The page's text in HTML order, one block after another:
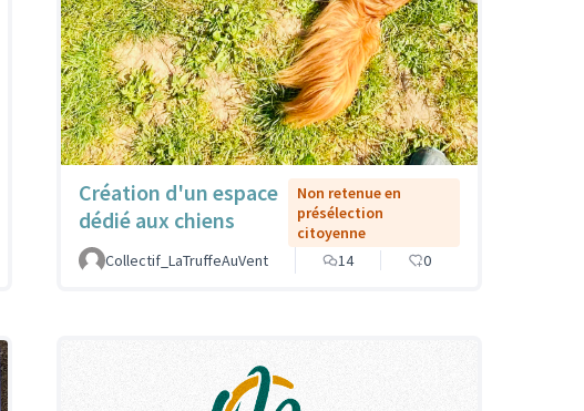
Création d'un espace
dédié aux chiens
Non retenue en
présélection
citoyenne
Collectif_LaTruffeAuVent
14 0